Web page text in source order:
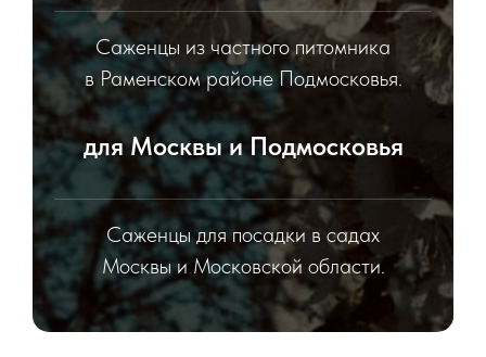
Саженцы из частного питомника
в Раменском районе Подмосковья.
для Москвы и Подмосковья
Саженцы для посадки в садах
Москвы и Московской области.